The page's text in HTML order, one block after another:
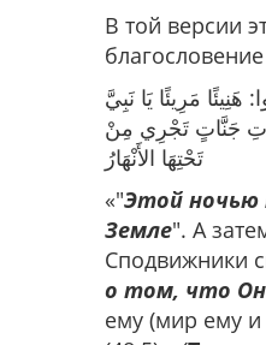
В той версии
مَرِيئًا يَا نَبِيَّ
جَنَّاتٍ تَجْرِي مِنْ
تَحْتِهَا الأَنْهَارُ
«"Этой ночью
Земле". А
Сподвижники
о том, что Он
ему (мир ему и